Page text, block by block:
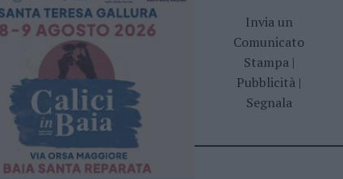
Invia un
Comunicato
Stampa|
Pubblicità |
Segnala